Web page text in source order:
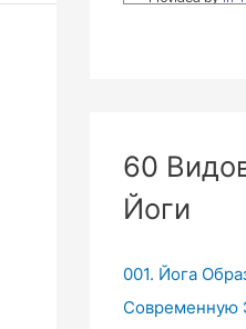
60
Йоги
001. Йога
Современную